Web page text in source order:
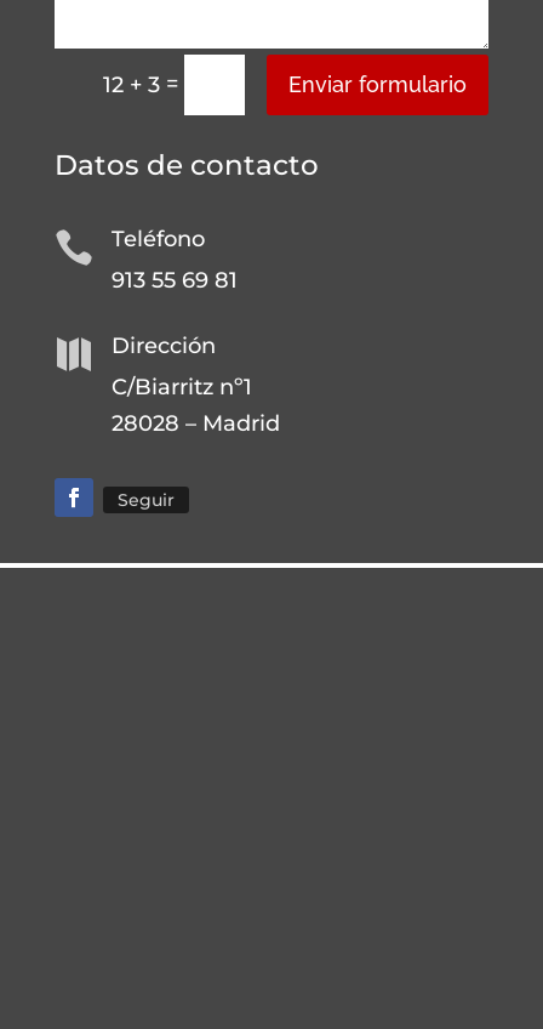
12 + 3 = Enviar formulario
Datos de contacto

Teléfono
913 55 69 81

Dirección
C/Biarritz nº1
28028 – Madrid
Seguir